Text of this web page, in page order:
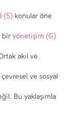
(S) konular öne
bir yönetişim (G)
akıl ve
ve sosyal
Bu yaklaşımla